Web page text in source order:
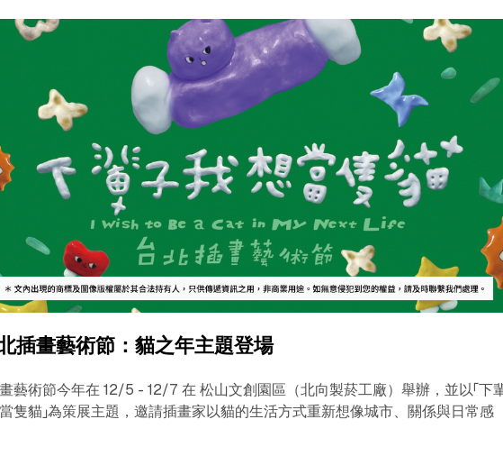
插畫藝術節：貓之年主題登場
藝術節今年在 12/5 - 12/7 在 松山文創園區（北向製菸工廠）舉辦，並以「下
隻貓」為策展主題，邀請插畫家以貓的生活方式重新想像城市、關係與日常感